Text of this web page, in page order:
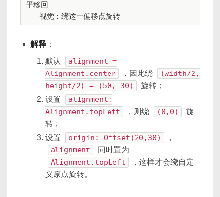
平移回
   视觉：绕这一偏移点旋转
解释 ：
默认
alignment =
Alignment.center
，因此绕
(width/2,
height/2) = (50, 30)
旋转；
设置
alignment:
Alignment.topLeft
，则绕 (0,0)
旋
转；
设置
origin: Offset(20,30) ，
alignment 同时置为
Alignment.topLeft
，这样才会绕自定
义原点旋转。